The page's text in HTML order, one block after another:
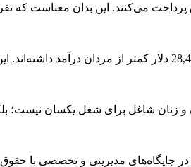
می‌کنند. این بدان معناست که
به طور میانگین، زنان استرالیایی در 12 ماه منتهی به مارس 2024،
شاغل برای شغل یکسان نیست؛
مدیریتی و تخصصی با حقوق